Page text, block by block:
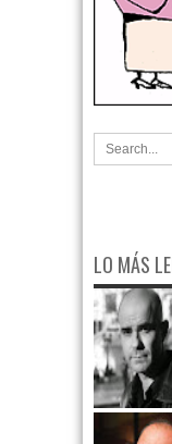
LO MÁS